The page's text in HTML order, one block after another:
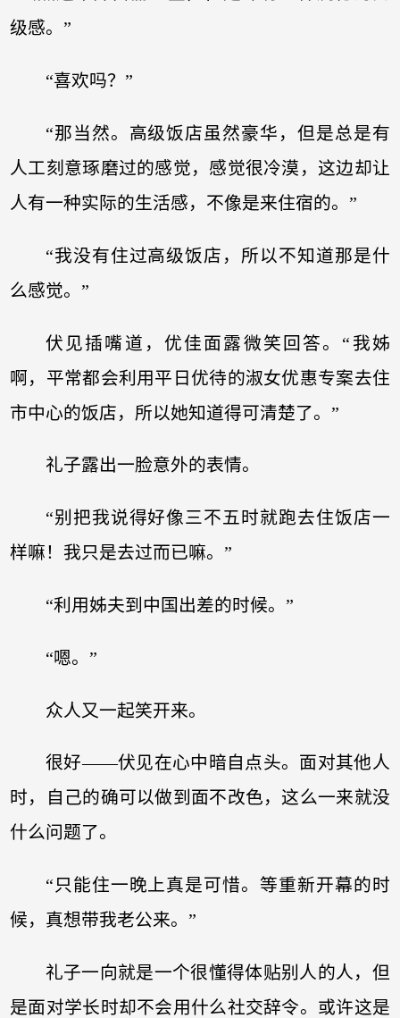
级感。”
“喜欢吗？”
“那当然。高级饭店虽然豪华，但是总是有
人工刻意琢磨过的感觉，感觉很冷漠，这边却让
人有一种实际的生活感，不像是来住宿的。”
“我没有住过高级饭店，所以不知道那是什
么感觉。”
伏见插嘴道，优佳面露微笑回答。“我姊
啊，平常都会利用平日优待的淑女优惠专案去住
市中心的饭店，所以她知道得可清楚了。”
礼子露出一脸意外的表情。
“别把我说得好像三不五时就跑去住饭店一
样嘛！我只是去过而已嘛。”
“利用姊夫到中国出差的时候。”
“嗯。”
众人又一起笑开来。
很好——伏见在心中暗自点头。面对其他人
时，自己的确可以做到面不改色，这么一来就没
什么问题了。
“只能住一晚上真是可惜。等重新开幕的时
候，真想带我老公来。”
礼子一向就是一个很懂得体贴别人的人，但
是面对学长时却不会用什么社交辞令。或许这是